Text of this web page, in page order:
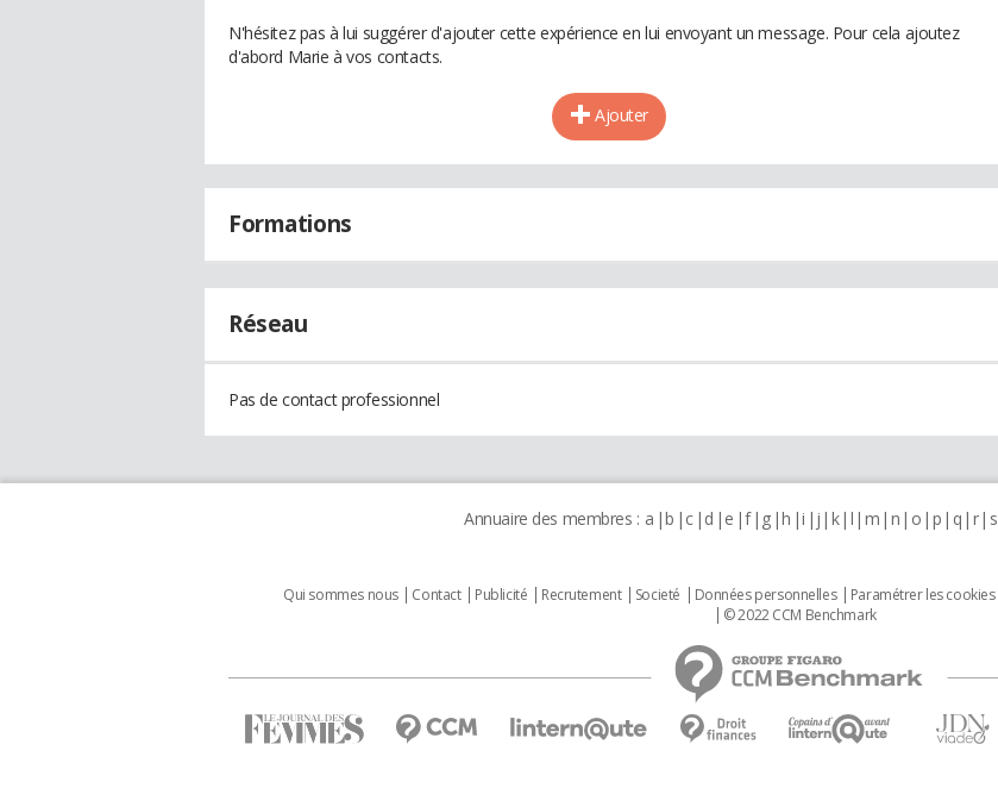
N'hésitez pas à lui suggérer d'ajouter cette expérience en lui envoyant un message. Pour cela ajoutez
d'abord Marie à vos contacts.
Ajouter
Formations
Réseau
Pas de contact professionnel
Annuaire des membres : a b c d e f g h i j k l m n o p q r s
Qui sommes nous Contact Publicité Recrutement Societé Données personnelles Paramétrer les cookies
© 2022 CCM Benchmark